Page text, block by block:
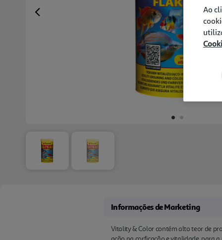
Previous
Informações de Marketing
Vitality & Color contém alto teor de
Ao